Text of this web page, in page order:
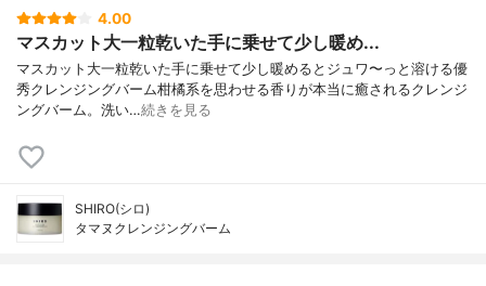
4.00
マスカット大一粒乾いた手に乗せて少し暖め...
マスカット大一粒乾いた手に乗せて少し暖めるとジュワ〜っと溶ける優
秀クレンジングバーム柑橘系を思わせる香りが本当に癒されるクレンジ
ングバーム。洗い…続きを見る
SHIRO(シロ)
タマヌクレンジングバーム